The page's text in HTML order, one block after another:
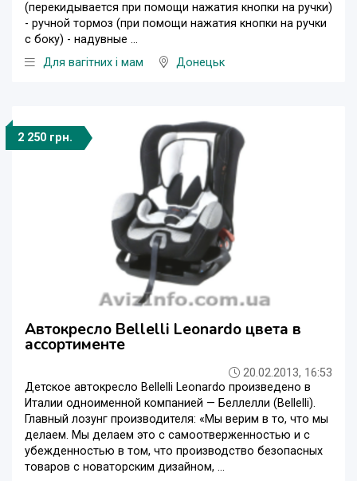
(перекидывается при помощи нажатия кнопки на ручки)
- ручной тормоз (при помощи нажатия кнопки на ручки
с боку) - надувные ...
Для вагітних і мам
Донецьк
2 250 грн.
Автокресло Bellelli Leonardo цвета в
ассортименте
20.02.2013, 16:53
Детское автокресло Bellelli Leonardo произведено в
Италии одноименной компанией — Беллелли (Bellelli).
Главный лозунг производителя: «Мы верим в то, что мы
делаем. Мы делаем это с самоотверженностью и с
убежденностью в том, что производство безопасных
товаров с новаторским дизайном, ...